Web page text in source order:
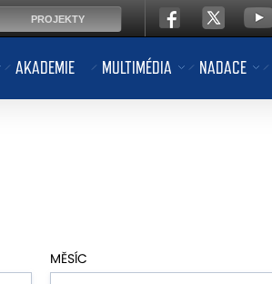
AKADEMIE MULTIMÉDIA NADACE
MĚSÍC
PROJEKTY